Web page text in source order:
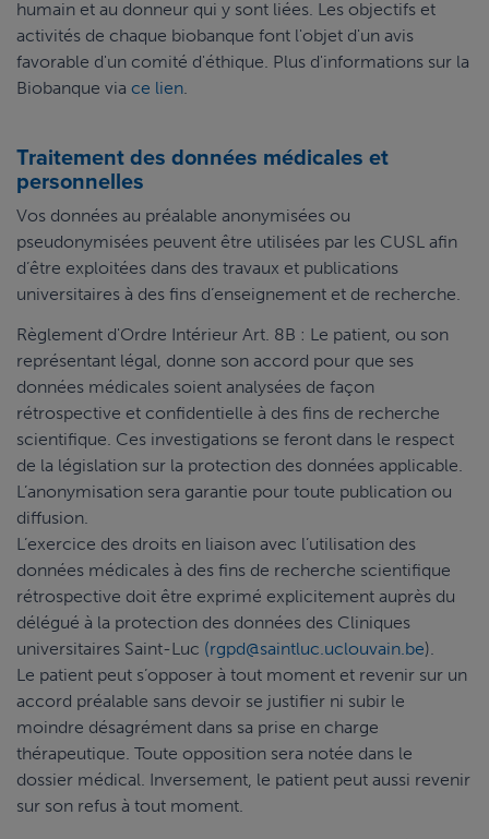
humain et au donneur qui y sont liées. Les objectifs et
activités de chaque biobanque font l'objet d'un avis
favorable d'un comité d'éthique. Plus d'informations sur la
Biobanque via ce lien.
Traitement des données médicales et
personnelles
Vos données au préalable anonymisées ou
pseudonymisées peuvent être utilisées par les CUSL afin
d’être exploitées dans des travaux et publications
universitaires à des fins d’enseignement et de recherche.
Règlement d'Ordre Intérieur Art. 8B : Le patient, ou son
représentant légal, donne son accord pour que ses
données médicales soient analysées de façon
rétrospective et confidentielle à des fins de recherche
scientifique. Ces investigations se feront dans le respect
de la législation sur la protection des données applicable.
L’anonymisation sera garantie pour toute publication ou
diffusion.
L’exercice des droits en liaison avec l’utilisation des
données médicales à des fins de recherche scientifique
rétrospective doit être exprimé explicitement auprès du
délégué à la protection des données des Cliniques
universitaires Saint-Luc (rgpd@saintluc.uclouvain.be).
Le patient peut s’opposer à tout moment et revenir sur un
accord préalable sans devoir se justifier ni subir le
moindre désagrément dans sa prise en charge
thérapeutique. Toute opposition sera notée dans le
dossier médical. Inversement, le patient peut aussi revenir
sur son refus à tout moment.